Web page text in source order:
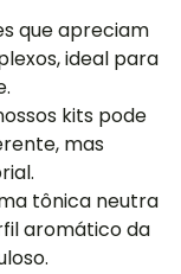
que apreciam
ideal para
kits pode
mas
tônica neutra
aromático da